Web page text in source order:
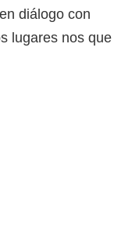
diálogo con
lugares nos que